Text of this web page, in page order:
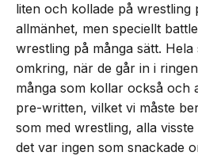
liten och kollade på wrestling
allmänhet, men speciellt
wrestling på många sätt.
omkring, när de går in i
många som kollar också och
pre-written, vilket vi måste
som med wrestling, alla
det var ingen som snackade